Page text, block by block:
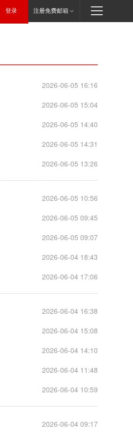
登录 注册免费邮箱
2026-06-05 16:16
2026-06-05 15:04
2026-06-05 14:40
2026-06-05 14:31
2026-06-05 13:26
2026-06-05 10:56
2026-06-05 09:45
2026-06-05 09:07
2026-06-04 18:43
2026-06-04 17:06
2026-06-04 16:38
2026-06-04 15:08
2026-06-04 14:10
2026-06-04 11:48
2026-06-04 10:59
2026-06-04 09:17